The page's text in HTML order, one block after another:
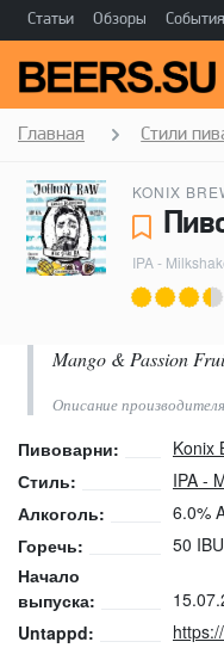
Статьи Обзоры События
Главная Стили
KONIX
IPA -
Mango & Passion
Описание производителя
Пивоварни: Konix
Стиль:
IPA -
Алкоголь:
6.0%
Горечь:
50 IBU
Начало
выпуска:
Untappd: